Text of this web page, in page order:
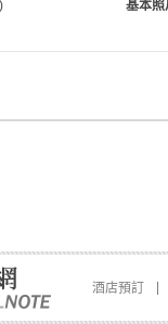
基本照
酒店預訂